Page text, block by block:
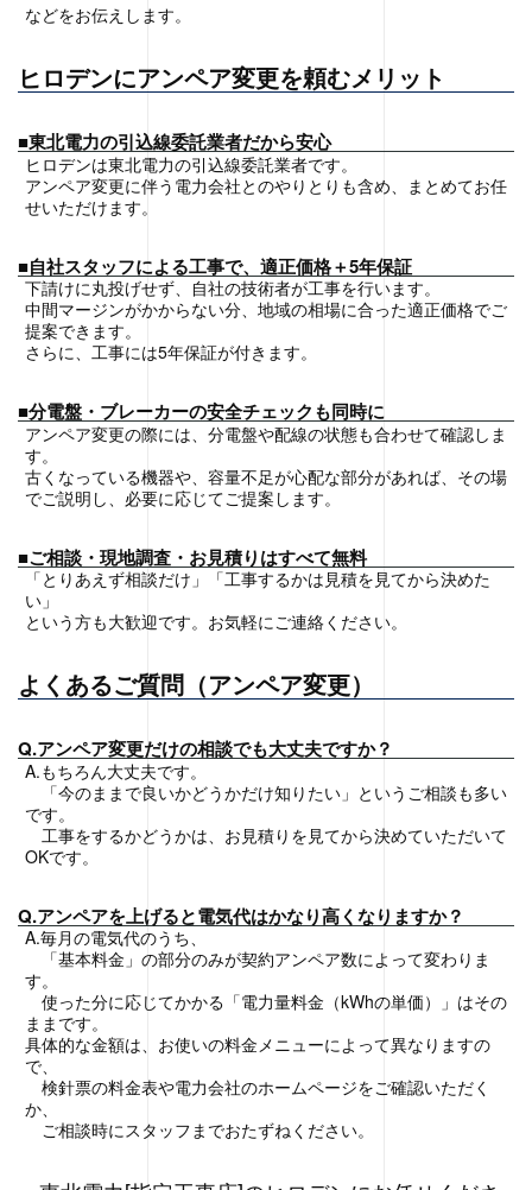
などをお伝えします。
ヒロデンにアンペア変更を頼むメリット
■東北電力の引込線委託業者だから安心
ヒロデンは東北電力の引込線委託業者です。
アンペア変更に伴う電力会社とのやりとりも含め、まとめてお任
せいただけます。
■自社スタッフによる工事で、適正価格＋5年保証
下請けに丸投げせず、自社の技術者が工事を行います。
中間マージンがかからない分、地域の相場に合った適正価格でご
提案できます。
さらに、工事には5年保証が付きます。
■分電盤・ブレーカーの安全チェックも同時に
アンペア変更の際には、分電盤や配線の状態も合わせて確認しま
す。
古くなっている機器や、容量不足が心配な部分があれば、その場
でご説明し、必要に応じてご提案します。
■ご相談・現地調査・お見積りはすべて無料
「とりあえず相談だけ」「工事するかは見積を見てから決めた
い」
という方も大歓迎です。お気軽にご連絡ください。
よくあるご質問（アンペア変更）
Q.アンペア変更だけの相談でも大丈夫ですか？
A.もちろん大丈夫です。
「今のままで良いかどうかだけ知りたい」というご相談も多い
です。
工事をするかどうかは、お見積りを見てから決めていただいて
OKです。
Q.アンペアを上げると電気代はかなり高くなりますか？
A.毎月の電気代のうち、
「基本料金」の部分のみが契約アンペア数によって変わりま
す。
使った分に応じてかかる「電力量料金（kWhの単価）」はその
ままです。
具体的な金額は、お使いの料金メニューによって異なりますの
で、
検針票の料金表や電力会社のホームページをご確認いただく
か、
ご相談時にスタッフまでおたずねください。